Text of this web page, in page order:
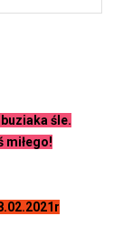
śle.
miłego!